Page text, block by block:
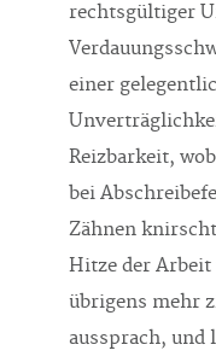
rechtsgültiger
einer
Reizbarkeit,
bei
Zähnen
Hitze der
übrigens mehr
aussprach, und